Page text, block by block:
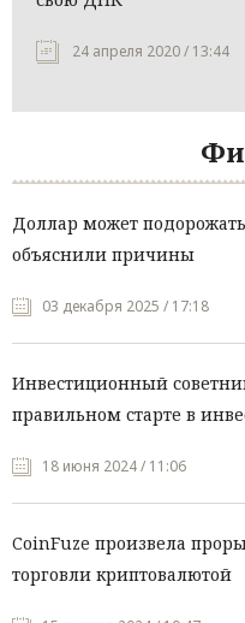
24 апреля 2020 / 13:44
Доллар может
объяснили причины
03 декабря 2025 / 17:18
Инвестиционный
правильном старте в
18 июня 2024 / 11:06
CoinFuze произвела
торговли криптовалютой